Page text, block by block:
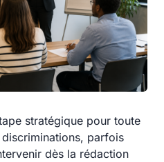
stratégique pour toute
parfois
dès la rédaction